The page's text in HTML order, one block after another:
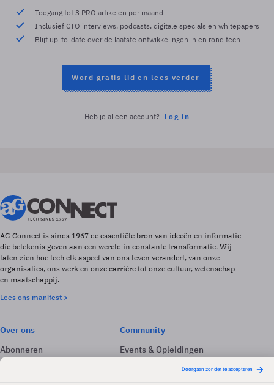
Toegang tot 3 PRO artikelen per maand
Inclusief CTO interviews, podcasts, digitale specials en whitepapers
Blijf up-to-date over de laatste ontwikkelingen in en rond tech
Word gratis lid en lees verder
Heb je al een account? Log in
AG Connect is sinds 1967 de essentiële bron van ideeën en informatie
die betekenis geven aan een wereld in constante transformatie. Wij
laten zien hoe tech elk aspect van ons leven verandert, van onze
organisaties, ons werk en onze carrière tot onze cultuur, wetenschap
en maatschappij.
Lees ons manifest >
Over ons
Abonneren
Adverteren
Community
Events & Opleidingen